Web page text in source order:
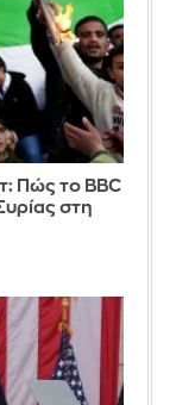
Πώς το BBC
στη